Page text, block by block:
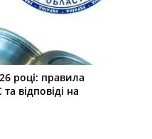
році: правила
відповіді на